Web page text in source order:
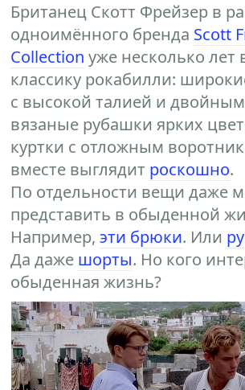
Британец Скотт Фрейзер в
одноимённого бренда Scott
Collection уже несколько лет
классику рокабилли:
с высокой талией и
вязаные рубашки ярких
куртки с отложным
вместе выглядит роскошно.
По отдельности вещи даже
представить в обыденной
Например,эти брюки. Или
Да даже шорты. Но кого
обыденная жизнь?